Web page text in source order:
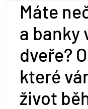
Máte
a banky
dveře?
které
život